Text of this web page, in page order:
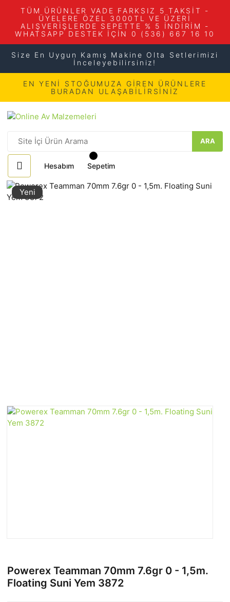
TÜM ÜRÜNLER VADE FARKSIZ 5 TAKSİT -
ÜYELERE ÖZEL 3000TL VE ÜZERİ
ALIŞVERİŞLERDE SEPETTE % 5 İNDİRİM -
WHATSAPP DESTEK İÇİN 0 (536) 667 16 10
Size En Uygun Kamış Makine Olta Setlerimizi
İnceleyebilirsiniz!
EN YENİ STOĞUMUZA GİREN ÜRÜNLERE
BURADAN ULAŞABİLİRSİNİZ
ARA
Hesabım Sepetim
Yeni
Powerex Teamman 70mm 7.6gr 0 - 1,5m.
Floating Suni Yem 3872